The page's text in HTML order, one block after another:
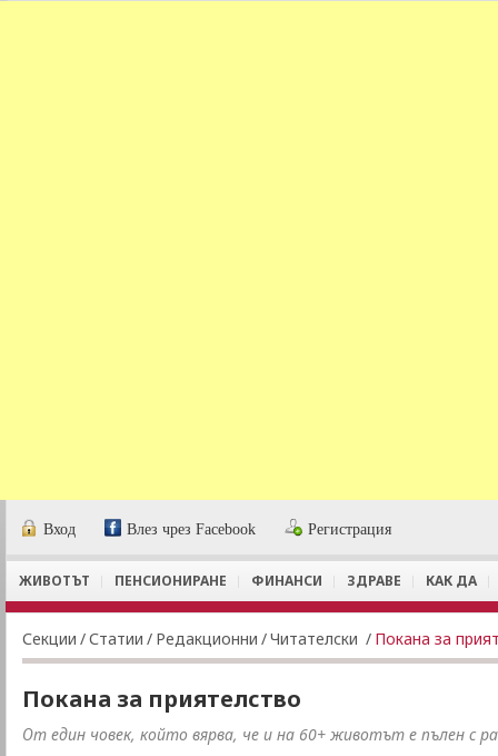
Вход Влез чрез Facebook Регистрация
ЖИВОТЪТ ПЕНСИОНИРАНЕ ФИНАНСИ ЗДРАВЕ КАК ДА
Секции /Статии / Редакционни /Читателски / Покана за
Покана за приятелство
От един човек, който вярва, че и на 60+ животът е пълен с